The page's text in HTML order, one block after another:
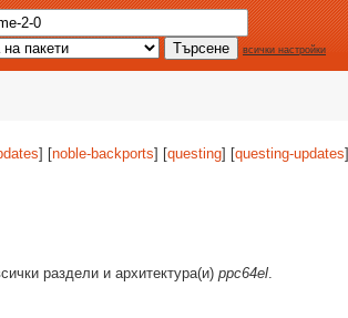
всички настройки
] [noble-backports] [questing] [questing-updates]
раздели и архитектура(и) ppc64el.